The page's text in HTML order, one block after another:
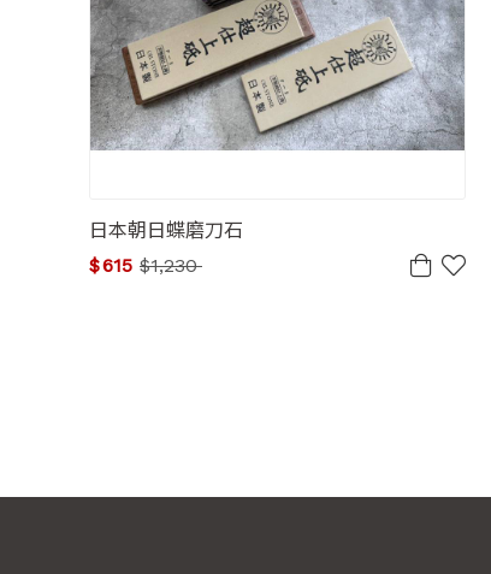
日本朝日蝶磨刀石
$1,230
$615